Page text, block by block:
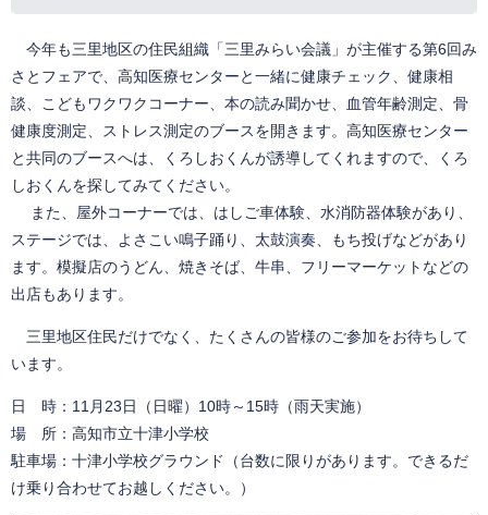
今年も三里地区の住民組織「三里みらい会議」が主催する第6回み
さとフェアで、高知医療センターと一緒に健康チェック、健康相
談、こどもワクワクコーナー、本の読み聞かせ、血管年齢測定、骨
健康度測定、ストレス測定のブースを開きます。高知医療センター
と共同のブースへは、くろしおくんが誘導してくれますので、くろ
しおくんを探してみてください。
また、屋外コーナーでは、はしご車体験、水消防器体験があり、
ステージでは、よさこい鳴子踊り、太鼓演奏、もち投げなどがあり
ます。模擬店のうどん、焼きそば、牛串、フリーマーケットなどの
出店もあります。
三里地区住民だけでなく、たくさんの皆様のご参加をお待ちして
います。
日 時：11月23日（日曜）10時～15時（雨天実施）
場 所：高知市立十津小学校
駐車場：十津小学校グラウンド（台数に限りがあります。できるだ
け乗り合わせてお越しください。）